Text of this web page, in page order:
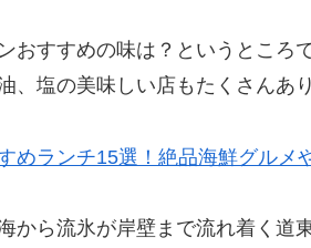
おすすめの味は？というところ
、塩の美味しい店もたくさん
めランチ15選！絶品海鮮グルメ
から流氷が岸壁まで流れ着く道